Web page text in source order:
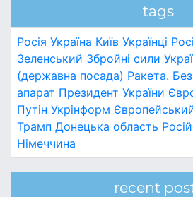
tags
Росія Україна Київ Українці
Зеленський Збройні сили
(державна посада) Ракета.
апарат Президент України
Путін Укрінформ
Трамп Донецька область
Німеччина
recent